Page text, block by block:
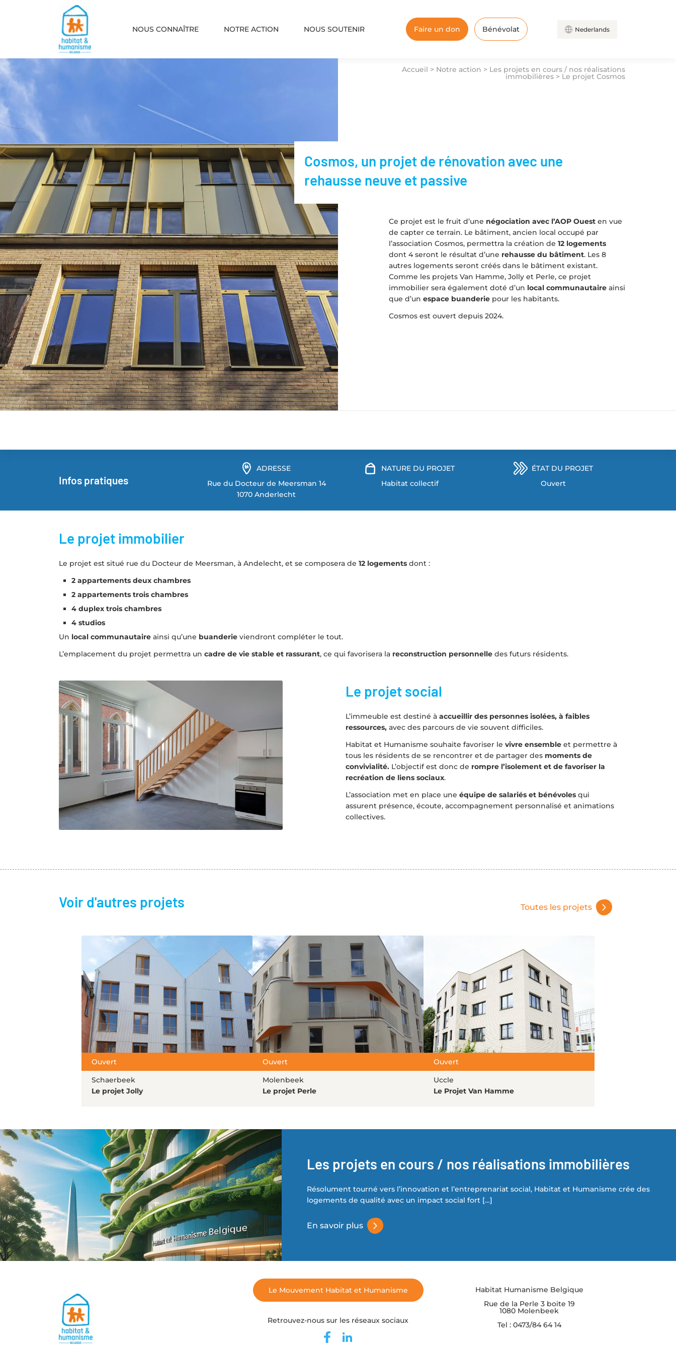
NOUS CONNAÎTRE NOTRE ACTION NOUS SOUTENIR Faire un don Bénévolat Nederlands
Accueil > Notre action > Les projets en cours / nos réalisations
immobilières > Le projet Cosmos
Cosmos, un projet de rénovation avec une
rehausse neuve et passive
Ce projet est le fruit d’une négociation avec l’AOP Ouesten vue
de capter ce terrain. Le bâtiment, ancien local occupé par
l’association Cosmos, permettra la création de 12 logements
dont 4 seront le résultat d’une rehausse du bâtiment. Les 8
autres logements seront créés dans le bâtiment existant.
Comme les projets Van Hamme, Jolly et Perle, ce projet
immobilier sera également doté d’un local communautaireainsi
que d’un espace buanderie pour les habitants.
Cosmos est ouvert depuis 2024.
Infos pratiques
ADRESSE
Rue du Docteur de Meersman 14
1070 Anderlecht
NATURE DU PROJET
Habitat collectif
ÉTAT DU PROJET
Ouvert
Le projet immobilier
Le projet est situé rue du Docteur de Meersman, à Andelecht, et se composera de 12 logements dont :
2 appartements deux chambres
2 appartements trois chambres
4 duplex trois chambres
4 studios
Un local communautaire ainsi qu’une buanderie viendront compléter le tout.
L’emplacement du projet permettra un cadre de vie stable et rassurant, ce qui favorisera la reconstruction personnelle des futurs résidents.
Le projet social
L’immeuble est destiné à accueillir des personnes isolées, à faibles
ressources, avec des parcours de vie souvent difficiles.
Habitat et Humanisme souhaite favoriser le vivre ensemble et permettre à
tous les résidents de se rencontrer et de partager des moments de
convivialité. L’objectif est donc de rompre l’isolement et de favoriser la
recréation de liens sociaux.
L’association met en place une équipe de salariés et bénévoles qui
assurent présence, écoute, accompagnement personnalisé et animations
collectives.
Toutes les projets
Voir d'autres projets
Ouvert
Schaerbeek
Le projet Jolly
Ouvert
Molenbeek
Le projet Perle
Ouvert
Uccle
Le Projet Van Hamme
Les projets en cours / nos réalisations immobilières
Résolument tourné vers l’innovation et l’entreprenariat social, Habitat et Humanisme crée des
logements de qualité avec un impact social fort […]
En savoir plus
Le Mouvement Habitat et Humanisme
Retrouvez-nous sur les réseaux sociaux
Habitat Humanisme Belgique
Rue de la Perle 3 boite 19
1080 Molenbeek
Tel : 0473/84 64 14